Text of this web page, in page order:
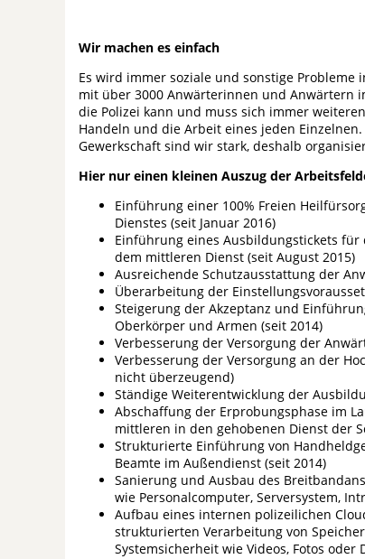
Wir machen es einfach
Es wird immer soziale und sonstige
mit über 3000 Anwärterinnen und Anwärtern
die Polizei kann und muss sich immer
Handeln und die Arbeit eines jeden
Gewerkschaft sind wir stark, deshalb
Hier nur einen kleinen Auszug der
Einführung einer 100% Freien
Dienstes (seit Januar 2016)
Einführung eines Ausbildungstickets
dem mittleren Dienst (seit August 2015)
Ausreichende Schutzausstattung der
Überarbeitung der
Steigerung der Akzeptanz und
Oberkörper und Armen (seit 2014)
Verbesserung der Versorgung der
Verbesserung der Versorgung an der
nicht überzeugend)
Ständige Weiterentwicklung der
Abschaffung der Erprobungsphase im
mittleren in den gehobenen Dienst der
Strukturierte Einführung von
Beamte im Außendienst (seit 2014)
Sanierung und Ausbau des
wie Personalcomputer, Serversystem,
Aufbau eines internen polizeilichen
strukturierten Verarbeitung von
Systemsicherheit wie Videos, Fotos oder